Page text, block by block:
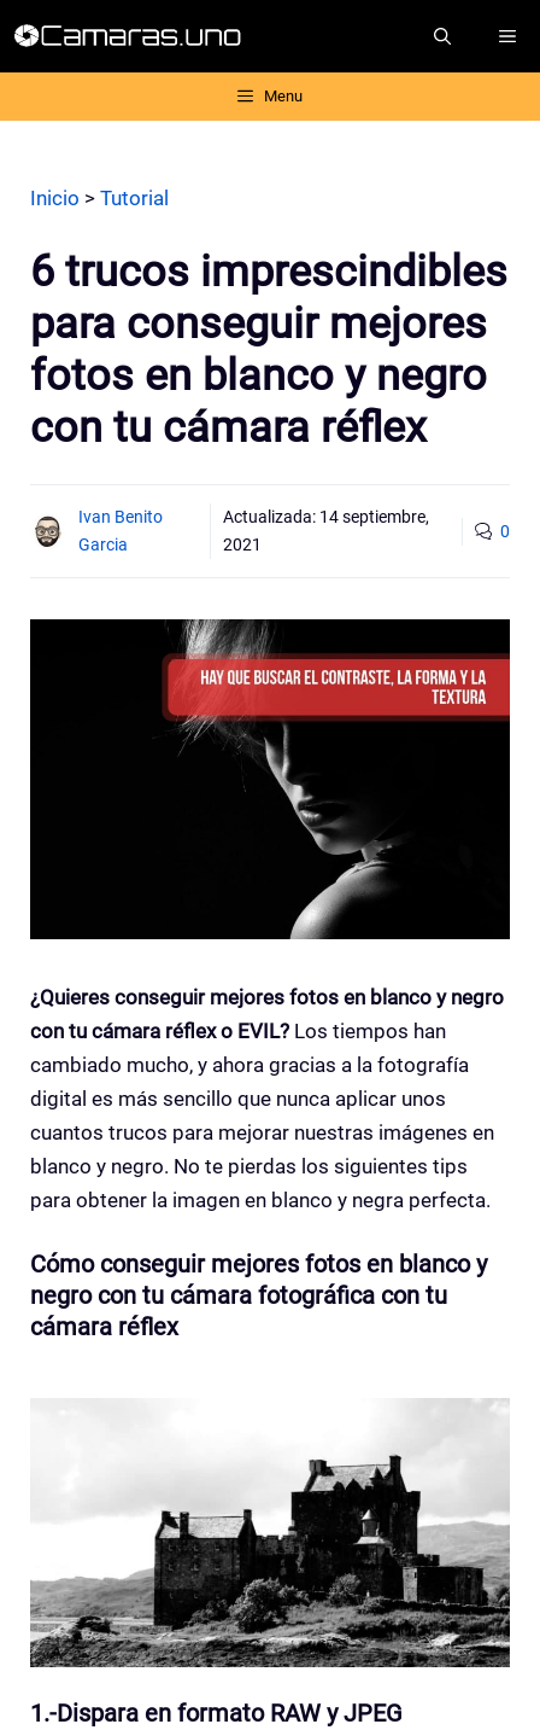
Menu
Inicio > Tutorial
6 trucos imprescindibles
para conseguir mejores
fotos en blanco y negro
con tu cámara réflex
Ivan Benito
Garcia
Actualizada: 14 septiembre,
2021
0
¿Quieres conseguir mejores fotos en blanco y negro
con tu cámara réflex o EVIL? Los tiempos han
cambiado mucho, y ahora gracias a la fotografía
digital es más sencillo que nunca aplicar unos
cuantos trucos para mejorar nuestras imágenes en
blanco y negro. No te pierdas los siguientes tips
para obtener la imagen en blanco y negra perfecta.
Cómo conseguir mejores fotos en blanco y
negro con tu cámara fotográfica con tu
cámara réflex
1.-Dispara en formato RAW y JPEG